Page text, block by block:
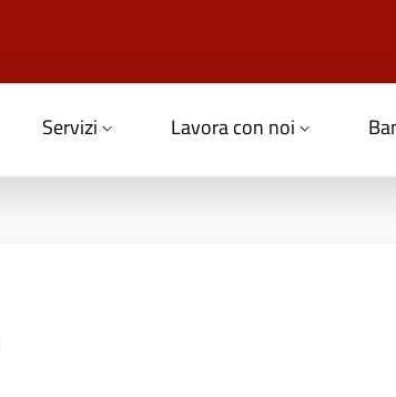
Servizi Lavora con noi